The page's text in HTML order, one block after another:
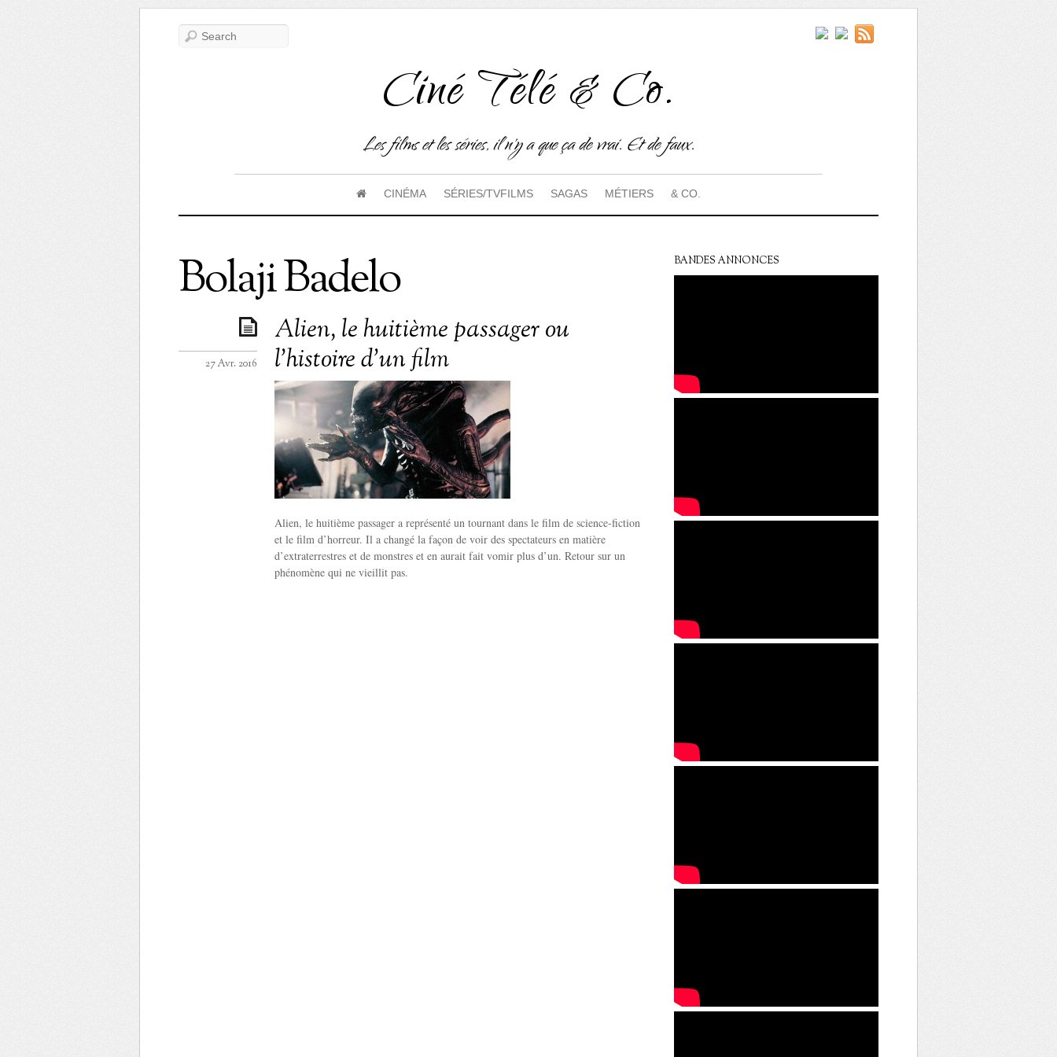
Ciné Télé & Co.
Les films et les séries, il n'y a que ça de vrai. Et de faux.
CINÉMA SÉRIES/TVFILMS SAGAS MÉTIERS & CO.
Bolaji Badelo
Alien, le huitième passager ou
l’histoire d’un film
27 Avr. 2016
Alien, le huitième passager a représenté un tournant dans le film de science-fiction
et le film d’horreur. Il a changé la façon de voir des spectateurs en matière
d’extraterrestres et de monstres et en aurait fait vomir plus d’un. Retour sur un
phénomène qui ne vieillit pas.
BANDES ANNONCES